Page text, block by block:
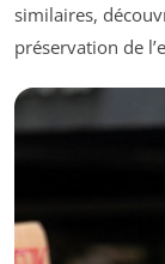
similaires,
préservation de